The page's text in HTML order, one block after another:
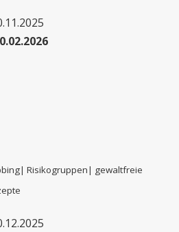
Risikogruppen| gewaltfreie